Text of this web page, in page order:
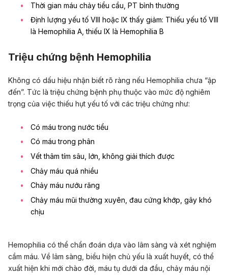
Thời gian máu chảy tiểu cầu, PT bình thường
Định lượng yếu tố VIII hoặc IX thấy giảm: Thiếu yếu tố VIII
là Hemophilia A, thiếu IX là Hemophilia B
Triệu chứng bệnh Hemophilia
Không có dấu hiệu nhận biết rõ ràng nếu Hemophilia chưa “ập
đến”. Tức là triệu chứng bệnh phụ thuộc vào mức độ nghiêm
trọng của việc thiếu hụt yếu tố với các triệu chứng như:
Có máu trong nước tiểu
Có máu trong phân
Vết thâm tím sâu, lớn, không giải thích được
Chảy máu quá nhiều
Chảy máu nướu răng
Chảy máu mũi thường xuyên, đau cứng khớp, gây khó
chịu
Hemophilia có thể chẩn đoán dựa vào lâm sàng và xét nghiệm
cầm máu. Về lâm sàng, biểu hiện chủ yếu là xuất huyết, có thể
xuất hiện khi mới chào đời, máu tụ dưới da đầu, chảy máu nội